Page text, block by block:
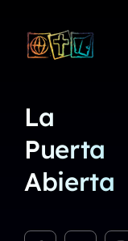
La
Puerta
Abierta